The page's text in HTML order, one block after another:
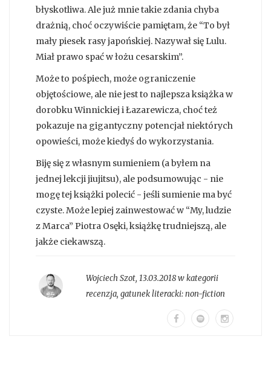
błyskotliwa. Ale już mnie takie zdania chyba
drażnią, choć oczywiście pamiętam, że “To był
mały piesek rasy japońskiej. Nazywał się Lulu.
Miał prawo spać w łożu cesarskim”.
Może to pośpiech, może ograniczenie
objętościowe, ale nie jest to najlepsza książka w
dorobku Winnickiej i Łazarewicza, choć też
pokazuje na gigantyczny potencjał niektórych
opowieści, może kiedyś do wykorzystania.
Biję się z własnym sumieniem (a byłem na
jednej lekcji jiujitsu), ale podsumowując - nie
mogę tej książki polecić - jeśli sumienie ma być
czyste. Może lepiej zainwestować w “My, ludzie
z Marca” Piotra Osęki, książkę trudniejszą, ale
jakże ciekawszą.
Wojciech Szot, 13.03.2018 w kategorii
recenzja, gatunek literacki:non-fiction